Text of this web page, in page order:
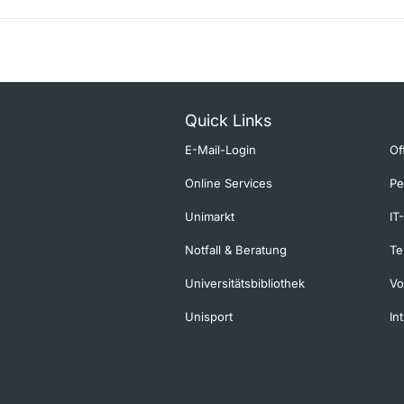
Quick Links
E-Mail-Login
Online Services
Unimarkt
Notfall & Beratung
Universitätsbibliothek
Unisport